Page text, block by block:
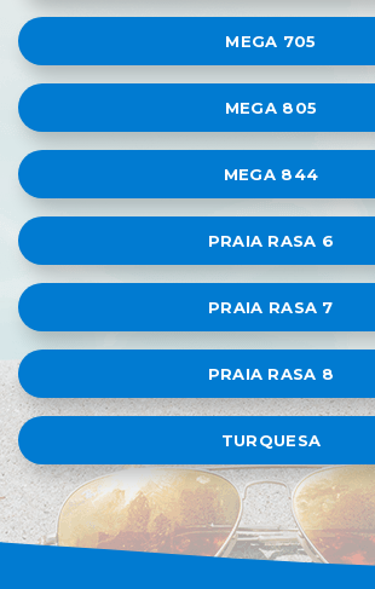
MEGA 705
MEGA 805
MEGA 844
PRAIA RASA 6
PRAIA RASA 7
PRAIA RASA 8
TURQUESA